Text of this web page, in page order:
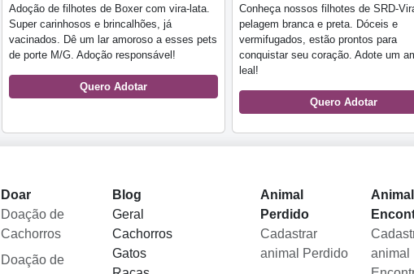
Adoção de filhotes de Boxer com vira-lata.
Super carinhosos e brincalhões, já
vacinados. Dê um lar amoroso a esses pets
de porte M/G. Adoção responsável!
Quero Adotar
Conheça nossos filhotes de SRD-
pelagem branca e preta. Dóceis e
vermifugados, estão prontos para
conquistar seu coração. Adote um
leal!
Quero Adotar
Doar
Doação de
Cachorros
Doação de
Blog
Geral
Cachorros
Gatos
Animal
Perdido
Cadastrar
animal Perdido
Animal
animal